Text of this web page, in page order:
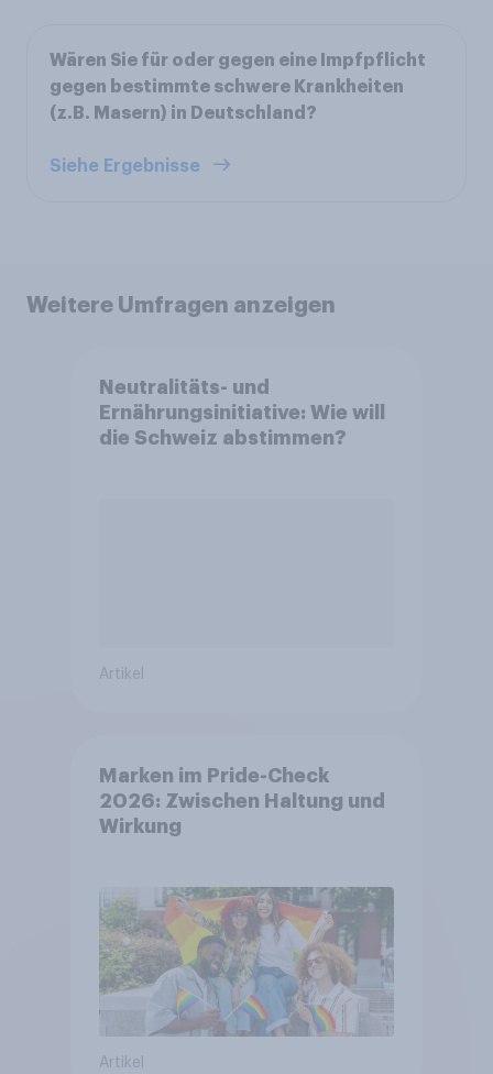
Wären Sie für oder gegen eine Impfpflicht
gegen bestimmte schwere Krankheiten
(z.B. Masern) in Deutschland?
Siehe Ergebnisse
Weitere Umfragen anzeigen
Neutralitäts- und
Ernährungsinitiative: Wie will
die Schweiz abstimmen?
Artikel
Marken im Pride-Check
2026: Zwischen Haltung und
Wirkung
Artikel